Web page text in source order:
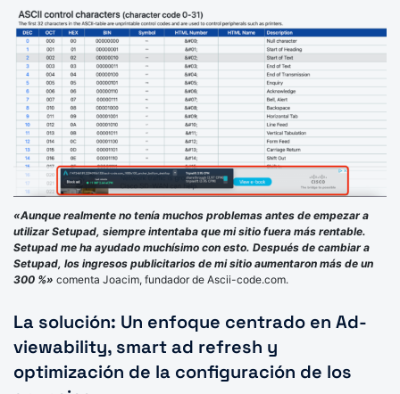
«Aunque realmente no tenía muchos problemas antes de empezar a
utilizar Setupad, siempre intentaba que mi sitio fuera más rentable.
Setupad me ha ayudado muchísimo con esto. Después de cambiar a
Setupad, los ingresos publicitarios de mi sitio aumentaron más de un
300 %» comenta Joacim, fundador de Ascii-code.com.
La solución: Un enfoque centrado en Ad-
viewability, smart ad refresh y
optimización de la configuración de los